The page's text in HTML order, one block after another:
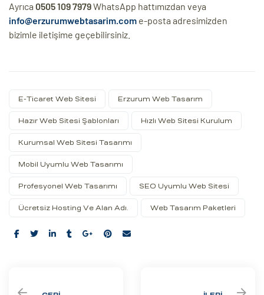
Ayrıca 0505 109 7979WhatsApp hattımızdan veya
info@erzurumwebtasarim.com e-posta adresimizden
bizimle iletişime geçebilirsiniz.
E-Ticaret Web Sitesi Erzurum Web Tasarım
Hazır Web Sitesi Şablonları Hızlı Web Sitesi Kurulum
Kurumsal Web Sitesi Tasarımı
Mobil Uyumlu Web Tasarımı
Profesyonel Web Tasarımı SEO Uyumlu Web Sitesi
Ücretsiz Hosting Ve Alan Adı. Web Tasarım Paketleri
Share: